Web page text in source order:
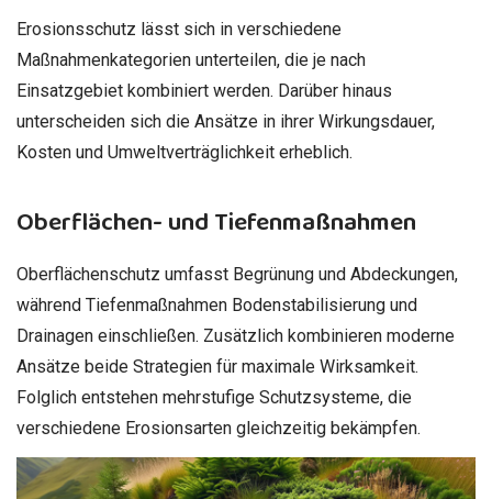
Erosionsschutz lässt sich in verschiedene
Maßnahmenkategorien unterteilen, die je nach
Einsatzgebiet kombiniert werden. Darüber hinaus
unterscheiden sich die Ansätze in ihrer Wirkungsdauer,
Kosten und Umweltverträglichkeit erheblich.
Oberflächen- und Tiefenmaßnahmen
Oberflächenschutz umfasst Begrünung und Abdeckungen,
während Tiefenmaßnahmen Bodenstabilisierung und
Drainagen einschließen. Zusätzlich kombinieren moderne
Ansätze beide Strategien für maximale Wirksamkeit.
Folglich entstehen mehrstufige Schutzsysteme, die
verschiedene Erosionsarten gleichzeitig bekämpfen.